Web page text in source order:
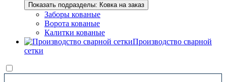
Показать подразделы: Ковка на заказ
Заборы кованые
Ворота кованые
Калитки кованые
Производство сварной
сетки